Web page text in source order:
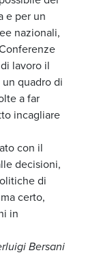
e per un
nazionali,
lavoro il
quadro di
a far
incagliare
con il
decisioni,
di
certo,
in
Bersani